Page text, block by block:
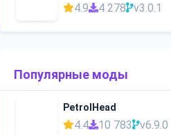
4.9 4 278 v3.0.1
Популярные моды
PetrolHead
4.4 10 783 v6.9.0